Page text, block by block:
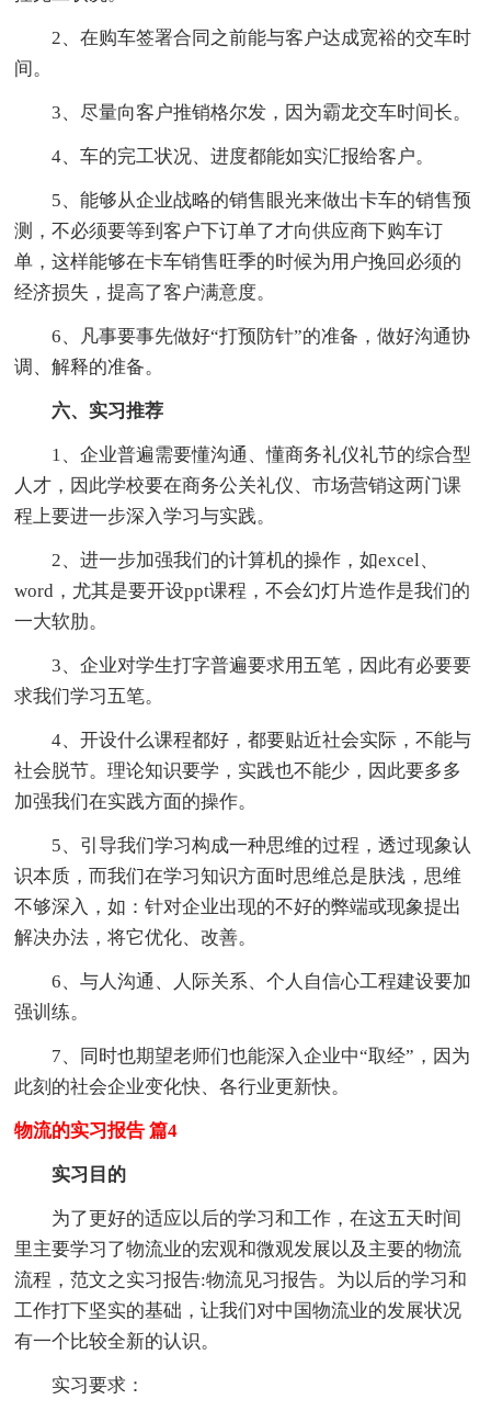
2、在购车签署合同之前能与客户达成宽裕的交车时
间。
3、尽量向客户推销格尔发，因为霸龙交车时间长。
4、车的完工状况、进度都能如实汇报给客户。
5、能够从企业战略的销售眼光来做出卡车的销售预
测，不必须要等到客户下订单了才向供应商下购车订
单，这样能够在卡车销售旺季的时候为用户挽回必须的
经济损失，提高了客户满意度。
6、凡事要事先做好“打预防针”的准备，做好沟通协
调、解释的准备。
六、实习推荐
1、企业普遍需要懂沟通、懂商务礼仪礼节的综合型
人才，因此学校要在商务公关礼仪、市场营销这两门课
程上要进一步深入学习与实践。
2、进一步加强我们的计算机的操作，如excel、
word，尤其是要开设ppt课程，不会幻灯片造作是我们的
一大软肋。
3、企业对学生打字普遍要求用五笔，因此有必要要
求我们学习五笔。
4、开设什么课程都好，都要贴近社会实际，不能与
社会脱节。理论知识要学，实践也不能少，因此要多多
加强我们在实践方面的操作。
5、引导我们学习构成一种思维的过程，透过现象认
识本质，而我们在学习知识方面时思维总是肤浅，思维
不够深入，如：针对企业出现的不好的弊端或现象提出
解决办法，将它优化、改善。
6、与人沟通、人际关系、个人自信心工程建设要加
强训练。
7、同时也期望老师们也能深入企业中“取经”，因为
此刻的社会企业变化快、各行业更新快。
物流的实习报告 篇4
实习目的
为了更好的适应以后的学习和工作，在这五天时间
里主要学习了物流业的宏观和微观发展以及主要的物流
流程，范文之实习报告:物流见习报告。为以后的学习和
工作打下坚实的基础，让我们对中国物流业的发展状况
有一个比较全新的认识。
实习要求：